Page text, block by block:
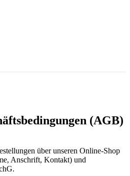
(AGB)
über unseren Online‑Shop
Anschrift, Kontakt) und